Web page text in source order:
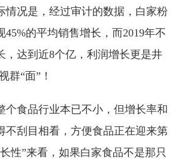
情况是，经过审计的数据，白家粉
45%的平均销售增长，而2019年不
，达到近8个亿，利润增长更是井
群“面”！
个食品行业本已不小，但增长率和
不刮目相看，方便食品正在迎来第
性”来看，如果白家食品不是那只